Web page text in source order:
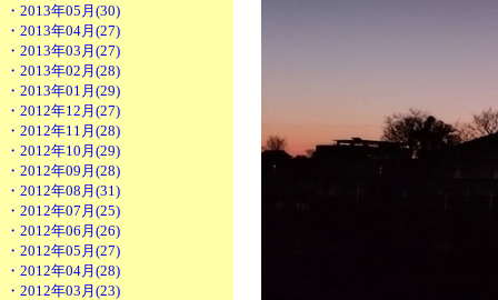
・2013年05月(30)
・2013年04月(27)
・2013年03月(27)
・2013年02月(28)
・2013年01月(29)
・2012年12月(27)
・2012年11月(28)
・2012年10月(29)
・2012年09月(28)
・2012年08月(31)
・2012年07月(25)
・2012年06月(26)
・2012年05月(27)
・2012年04月(28)
・2012年03月(23)